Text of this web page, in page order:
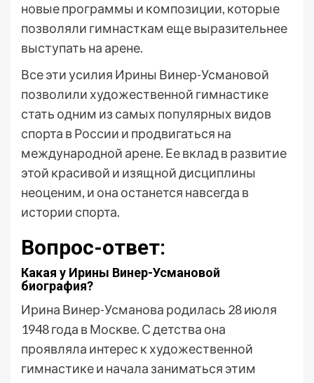
новые программы и композиции, которые
позволяли гимнасткам еще выразительнее
выступать на арене.
Все эти усилия Ирины Винер-Усмановой
позволили художественной гимнастике
стать одним из самых популярных видов
спорта в России и продвигаться на
международной арене. Ее вклад в развитие
этой красивой и изящной дисциплины
неоценим, и она останется навсегда в
истории спорта.
Вопрос-ответ:
Какая у Ирины Винер-Усмановой
биография?
Ирина Винер-Усманова родилась 28 июля
1948 года в Москве. С детства она
проявляла интерес к художественной
гимнастике и начала заниматься этим